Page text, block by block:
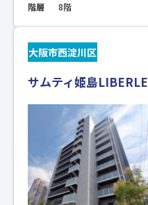
階層
8階
大阪市西淀川区
サムティ姫島LIBERLE